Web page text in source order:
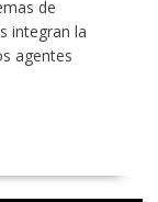
de
integran la
agentes